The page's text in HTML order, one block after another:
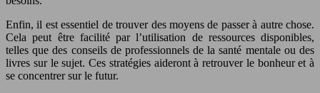
Enfin, il est essentiel de trouver des moyens de passer à autre chose.
Cela peut être facilité par l’utilisation de ressources disponibles,
telles que des conseils de professionnels de la santé mentale ou des
livres sur le sujet. Ces stratégies aideront à retrouver le bonheur et à
se concentrer sur le futur.